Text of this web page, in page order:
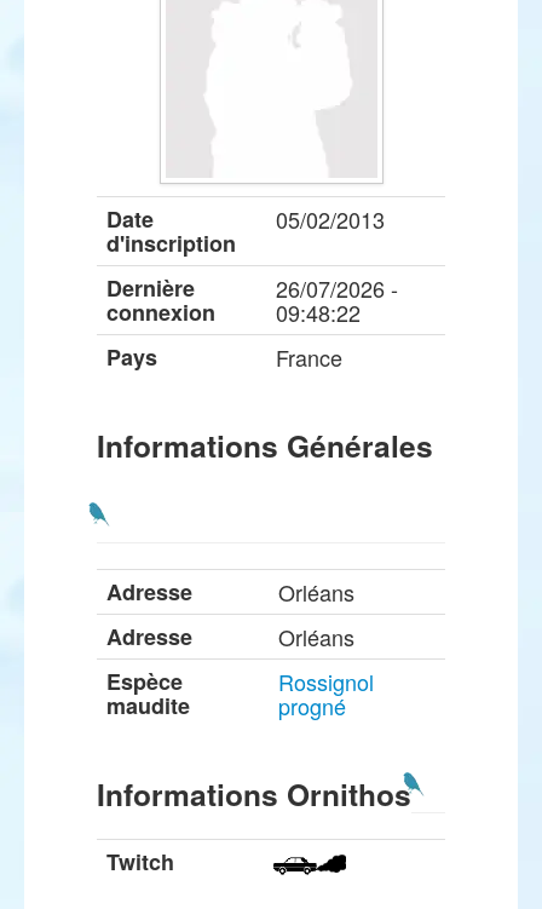
Date
d'inscription
05/02/2013
Dernière
connexion
26/07/2026 -
09:48:22
Pays
France
Informations Générales
Adresse
Orléans
Adresse
Orléans
Espèce
maudite
Rossignol
progné
Informations Ornithos
Twitch